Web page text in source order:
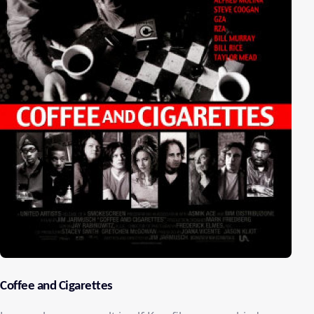
Coffee and Cigarettes